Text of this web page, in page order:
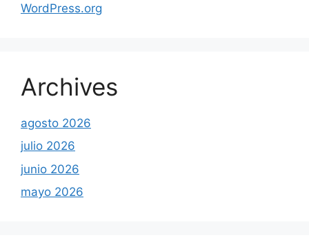
WordPress.org
Archives
agosto 2026
julio 2026
junio 2026
mayo 2026